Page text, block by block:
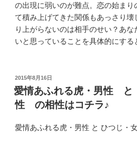
の出現に弱いのが難点。恋の始まり
て積み上げてきた関係もあっさり壊
り上がらないのは相手のせい？あ
いと思っていることを具体的にする
投
稿
日:
2015年8月16日
愛情あふれる虎・男性
性 の相性はコチラ♪
愛情あふれる虎・男性 と ひつじ・